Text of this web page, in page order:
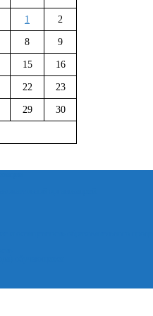
1 2
8 9
15 16
22 23
29 30